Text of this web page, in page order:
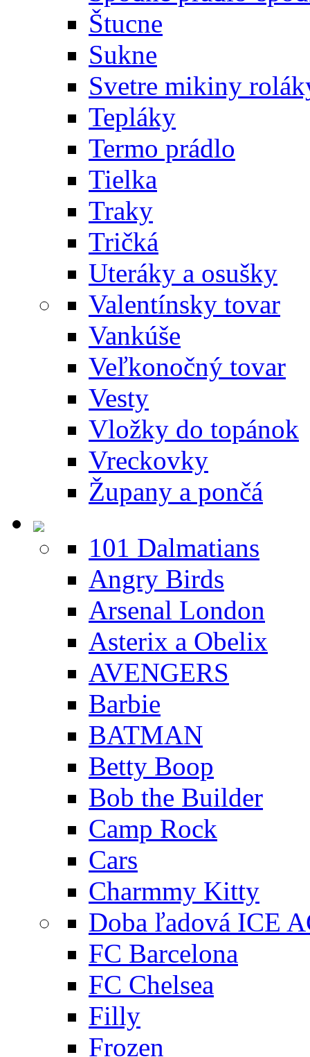
Štucne
Sukne
Svetre mikiny
Tepláky
Termo prádlo
Tielka
Traky
Tričká
Uteráky a osušky
Valentínsky tovar
Vankúše
Veľkonočný tovar
Vesty
Vložky do topánok
Vreckovky
Župany a pončá
101 Dalmatians
Angry Birds
Arsenal London
Asterix a Obelix
AVENGERS
Barbie
BATMAN
Betty Boop
Bob the Builder
Camp Rock
Cars
Charmmy Kitty
Doba ľadová ICE
FC Barcelona
FC Chelsea
Filly
Frozen